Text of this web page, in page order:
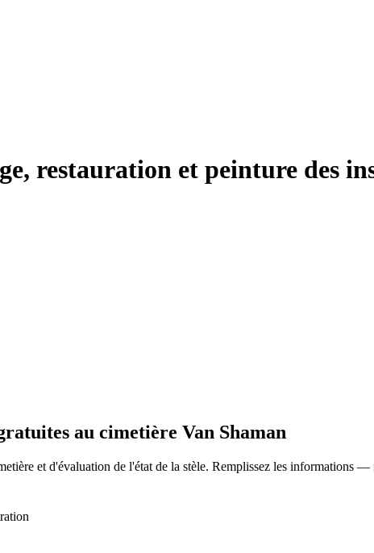
restauration et peinture des
au cimetière Van Shaman
et d'évaluation de l'état de la stèle. Remplissez les informations